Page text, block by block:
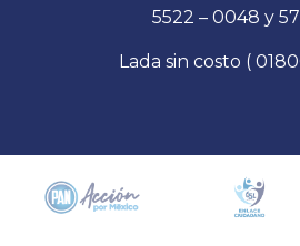
5522 – 0048 y
Lada sin costo (